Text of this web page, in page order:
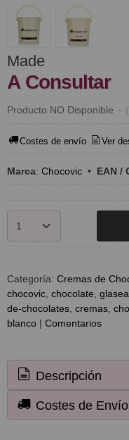
Made
A Consultar
Producto NO Disponible -
Costes de envío Ver
Marca: Chocovic • EAN /
Categoría: Cremas de
chocovic chocolate
de-chocolates cremas
blanco | Comentarios
Descripción
Costes de Envío